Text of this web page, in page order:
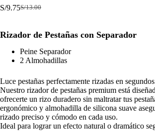
S/13.00
El
era:
S/13.00.
S/9.75El
es:
S/9.75.
Rizador de Pestañas con Separador
Peine Separador
2 Almohadillas
Luce pestañas perfectamente rizadas en
Nuestro rizador de pestañas premium está
ofrecerte un rizo duradero sin maltratar tus
ergonómico y almohadilla de silicona suave
rizado preciso y cómodo en cada uso.
Ideal para lograr un efecto natural o dramático